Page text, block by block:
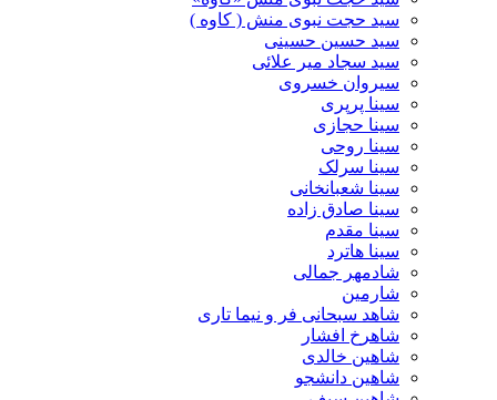
سید حجت نبوی منش ( کاوه )
سید حسین حسینى
سید سجاد میر علائی
سیروان خسروی
سینا پرپری
سینا حجازی
سینا روحی
سینا سرلک
سینا شعبانخانی
سینا صادق زاده
سینا مقدم
سینا هاترد
شادمهر جمالی
شارمین
شاهد سبحانی فر و نیما تاری
شاهرخ افشار
شاهین خالدی
شاهین دانشجو